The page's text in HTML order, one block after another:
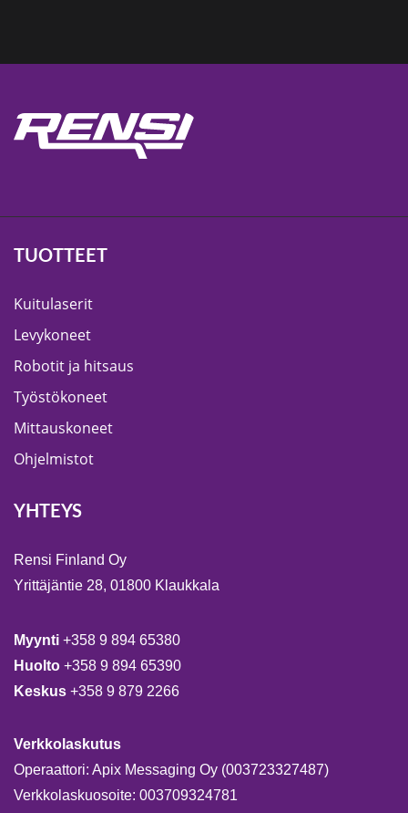
TUOTTEET
Kuitulaserit
Levykoneet
Robotit ja hitsaus
Työstökoneet
Mittauskoneet
Ohjelmistot
YHTEYS
Rensi Finland Oy
Yrittäjäntie 28, 01800 Klaukkala
Myynti +358 9 894 65380
Huolto +358 9 894 65390
Keskus +358 9 879 2266
Verkkolaskutus
Operaattori: Apix Messaging Oy (003723327487)
Verkkolaskuosoite: 003709324781